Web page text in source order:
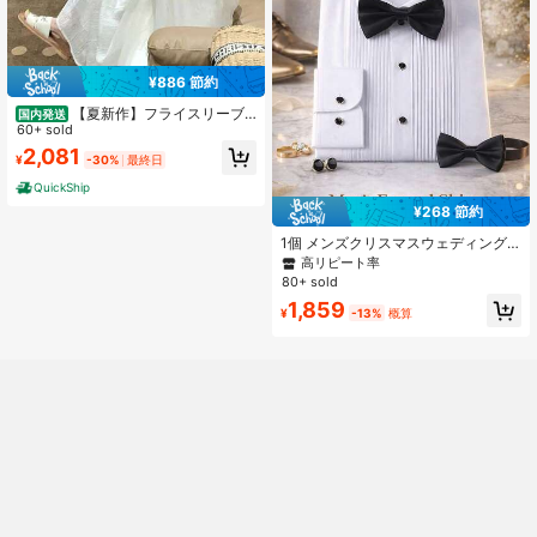
¥886 節約
国内発送
【夏新作】フライスリーブ
チュールワンピース 二の腕カバー着
痩せシルエット 透け素材涼しくカフ
ェデート映え清楚ワンピ
60+ sold
¥2,081 -30% 最終日
QuickShip
¥268 節約
1個 メンズクリスマスウェディング
シャツ ブラックダイヤモンドボタン
付き、蝶ネクタイ付き、バンケット
ディング&オフィスアパレル
高リピート率
80+ sold
¥1,859 -13% 概算